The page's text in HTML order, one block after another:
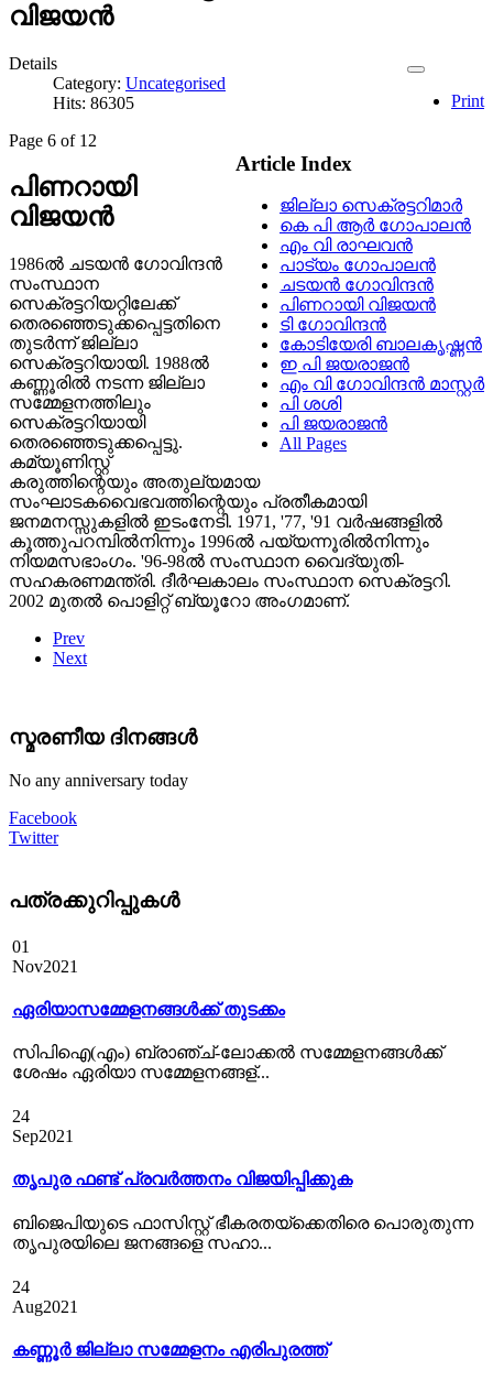
വിജയൻ
Print
Details
Category: Uncategorised
Hits: 86305
Article Index
ജില്ലാ സെക്രട്ടറിമാർ
കെ പി ആർ ഗോപാലൻ
എം വി രാഘവൻ
പാട്യം ഗോപാലൻ
ചടയൻ ഗോവിന്ദൻ
പിണറായി വിജയൻ
ടി ഗോവിന്ദൻ
കോടിയേരി ബാലകൃഷ്ണൻ
ഇ പി ജയരാജൻ
എം വി ഗോവിന്ദൻ മാസ്റ്റർ
പി ശശി
പി ജയരാജൻ
All Pages
Page 6 of 12
പിണറായി
വിജയൻ
1986ൽ ചടയൻ ഗോവിന്ദൻ
സംസ്ഥാന
സെക്രട്ടറിയറ്റിലേക്ക്
തെരഞ്ഞെടുക്കപ്പെട്ടതിനെ
തുടർന്ന് ജില്ലാ
സെക്രട്ടറിയായി. 1988ൽ
കണ്ണൂരിൽ നടന്ന ജില്ലാ
സമ്മേളനത്തിലും
സെക്രട്ടറിയായി
തെരഞ്ഞെടുക്കപ്പെട്ടു.
കമ്യൂണിസ്റ്റ്
കരുത്തിന്റെയും അതുല്യമായ
സംഘാടകവൈഭവത്തിന്റെയും പ്രതീകമായി
ജനമനസ്സുകളിൽ ഇടംനേടി. 1971, '77, '91 വർഷങ്ങളിൽ
കൂത്തുപറമ്പിൽനിന്നും 1996ൽ പയ്യന്നൂരിൽനിന്നും
നിയമസഭാംഗം. '96-98ൽ സംസ്ഥാന വൈദ്യുതി-
സഹകരണമന്ത്രി. ദീർഘകാലം സംസ്ഥാന സെക്രട്ടറി.
2002 മുതൽ പൊളിറ്റ് ബ്യൂറോ അംഗമാണ്.
Prev
Next
സ്മരണീയ ദിനങ്ങൾ
No any anniversary today
Facebook
Twitter
പത്രക്കുറിപ്പുകള്‍
01
Nov2021
ഏരിയാസമ്മേളനങ്ങൾക്ക് തുടക്കം
സിപിഐ(എം) ബ്രാഞ്ച്-ലോക്കല്‍ സമ്മേളനങ്ങള്‍ക്ക്
ശേഷം ഏരിയാ സമ്മേളനങ്ങള്...
24
Sep2021
തൃപുര ഫണ്ട് പ്രവര്‍ത്തനം വിജയിപ്പിക്കുക
ബിജെപിയുടെ ഫാസിസ്റ്റ് ഭീകരതയ്ക്കെതിരെ പൊരുതുന്ന
തൃപുരയിലെ ജനങ്ങളെ സഹാ...
24
Aug2021
കണ്ണൂർ ജില്ലാ സമ്മേളനം എരിപുരത്ത്‌